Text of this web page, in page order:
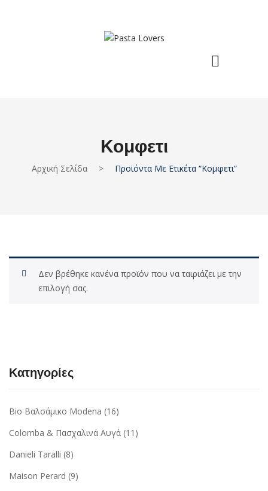
Κομφετι
Αρχική Σελίδα > Προϊόντα Με Ετικέτα “κομφετι”
Δεν βρέθηκε κανένα προϊόν που να ταιριάζει με την
επιλογή σας.
Κατηγορίες
Bio Βαλσάμικο Modena (16)
Colomba & Πασχαλινά Αυγά (11)
Danieli Taralli (8)
Maison Perard (9)